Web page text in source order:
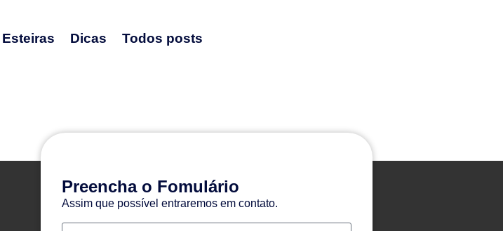
Esteiras Dicas Todos posts
Preencha o Fomulário
Assim que possível entraremos em contato.